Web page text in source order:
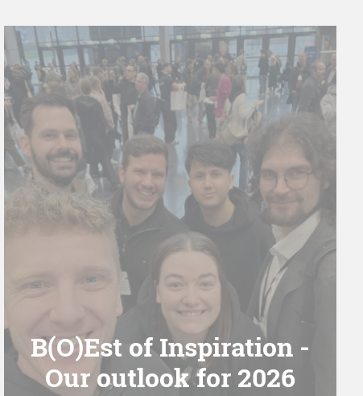
B(O)Est of Inspiration -
Our outlook for 2026